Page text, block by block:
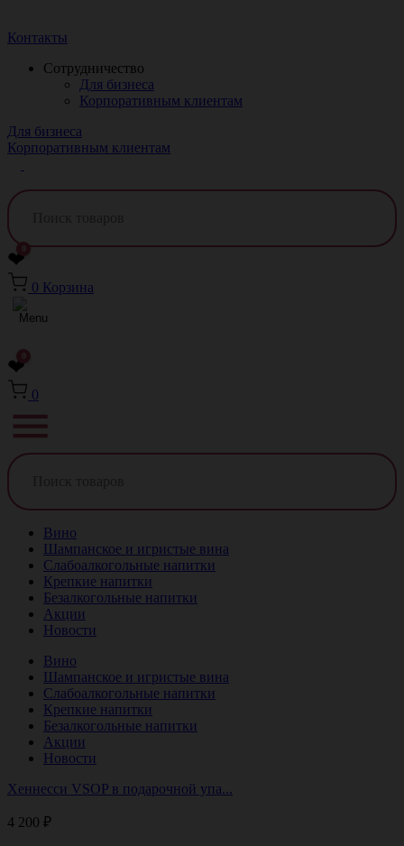
Контакты
Сотрудничество
Для бизнеса
Корпоративным клиентам
Для бизнеса
Корпоративным клиентам
❤0
0 Корзина
❤0
0
Вино
Шампанское и игристые вина
Слабоалкогольные напитки
Крепкие напитки
Безалкогольные напитки
Акции
Новости
Вино
Шампанское и игристые вина
Слабоалкогольные напитки
Крепкие напитки
Безалкогольные напитки
Акции
Новости
Хеннесси VSOP в подарочной упа...
4 200 ₽